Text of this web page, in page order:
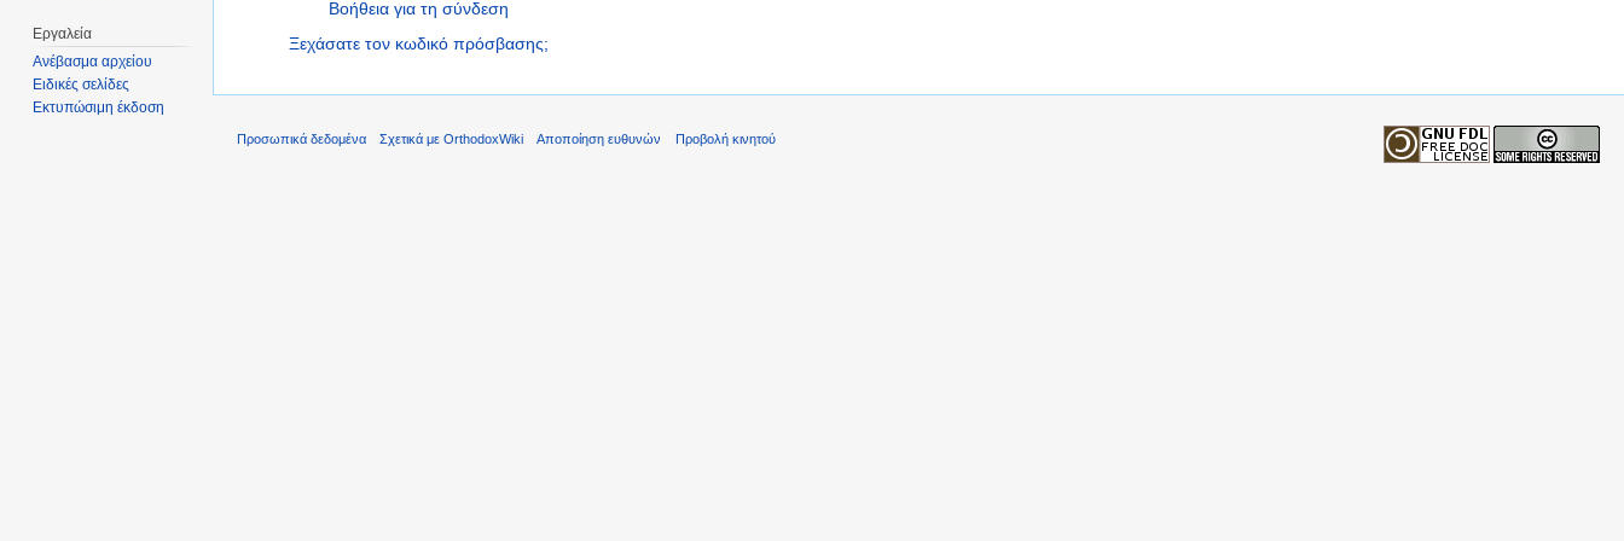
Βοήθεια για τη σύνδεση
Ξεχάσατε τον κωδικό πρόσβασης;
Εργαλεία
Ανέβασμα αρχείου
Ειδικές σελίδες
Εκτυπώσιμη έκδοση
Προσωπικά δεδομένα Σχετικά με OrthodoxWiki Αποποίηση ευθυνών Προβολή κινητού